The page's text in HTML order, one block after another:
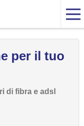
per il tuo
di fibra e adsl